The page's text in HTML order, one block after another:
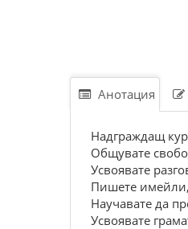
Анотация
Надграждащ
Общувате
Усвоявате
Пишете имейли,
Научавате да
Усвоявате